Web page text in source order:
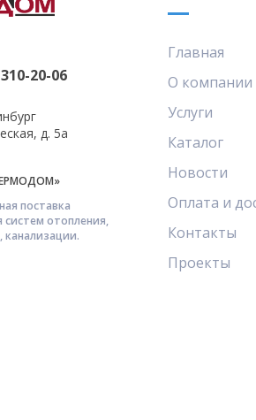
20-06
д. 5а
поставка
систем отопления,
канализации.
Главная
О компании
Услуги
Каталог
Новости
Оплата и
Контакты
Проекты